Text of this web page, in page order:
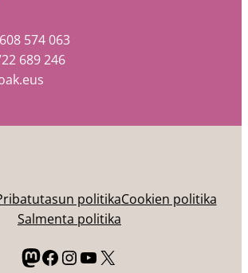
574 063
689 246
politikaCookien politika
Salmenta politika
Mastodon
Facebook
Instagram
YouTube
X